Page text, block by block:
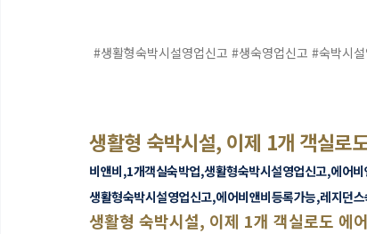
#생활형숙박시설영업신고 #생숙영업신고 #숙박시
생활형 숙박시설, 이제 1개 객실로
비앤비,1개객실숙박업,생활형숙박시설영업신고,에어
생활형숙박시설영업신고,에어비앤비등록가능,레지던
생활형 숙박시설, 이제 1개 객실로도 에